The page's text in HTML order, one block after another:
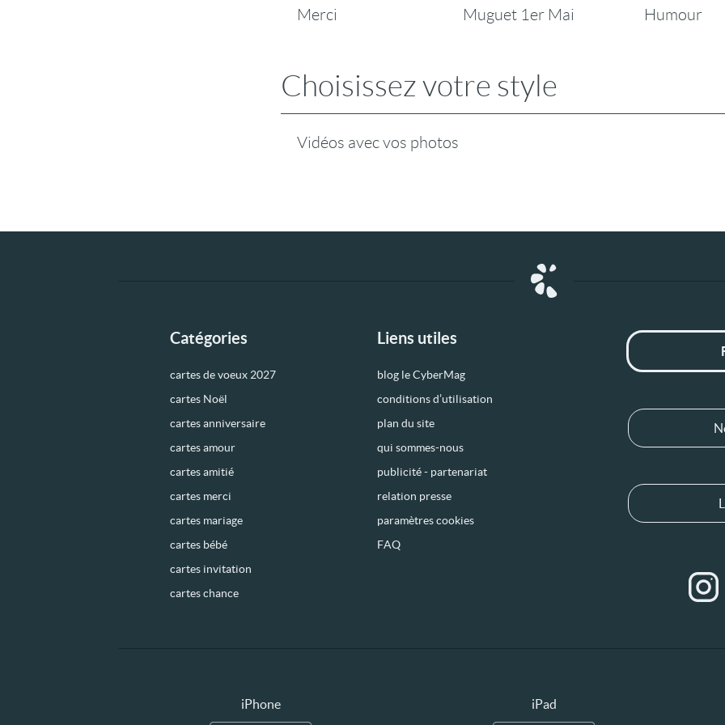
Merci
Muguet 1er Mai
Humour
Choisissez votre style
Vidéos avec vos photos
Catégories
cartes de voeux 2027
cartes Noël
cartes anniversaire
cartes amour
cartes amitié
cartes merci
cartes mariage
cartes bébé
cartes invitation
cartes chance
Liens utiles
blog le CyberMag
conditions d’utilisation
plan du site
qui sommes-nous
publicité - partenariat
relation presse
paramètres cookies
FAQ
iPhone iPad